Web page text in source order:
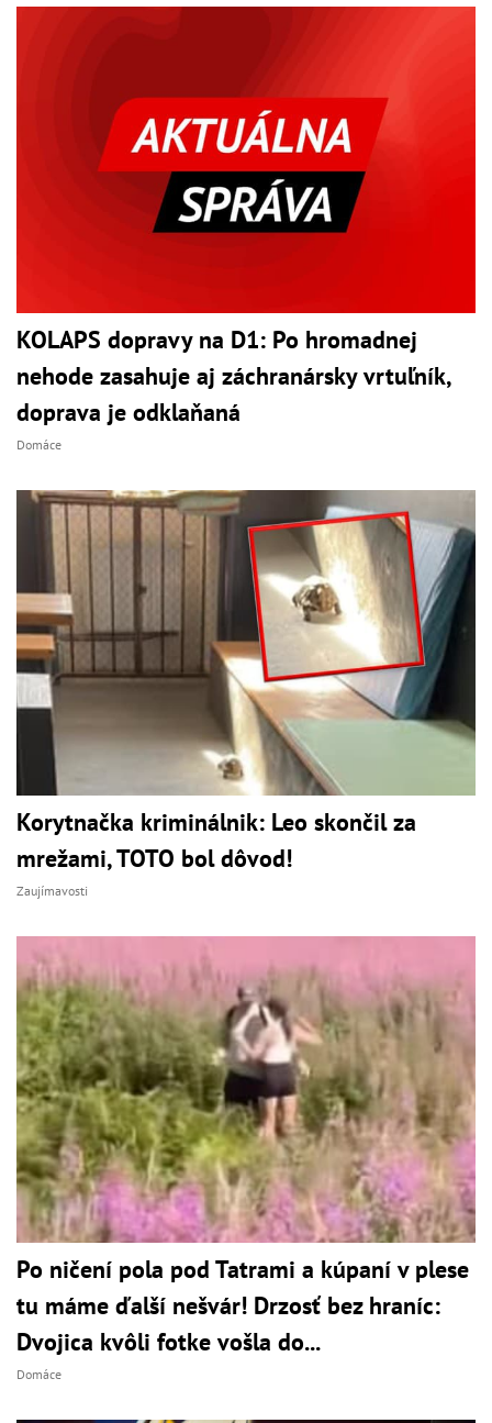
KOLAPS dopravy na D1: Po hromadnej
nehode zasahuje aj záchranársky vrtuľník,
doprava je odklaňaná
Domáce
Korytnačka kriminálnik: Leo skončil za
mrežami, TOTO bol dôvod!
Zaujímavosti
Po ničení pola pod Tatrami a kúpaní v plese
tu máme ďalší nešvár! Drzosť bez hraníc:
Dvojica kvôli fotke vošla do...
Domáce